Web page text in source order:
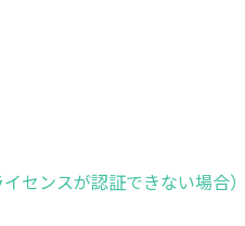
センスが認証できない場合）